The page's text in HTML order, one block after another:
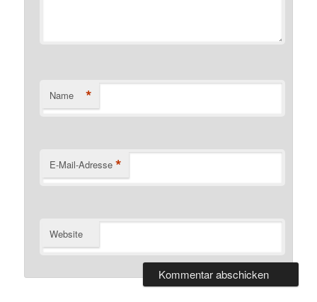
Name *
E-Mail-Adresse *
Website